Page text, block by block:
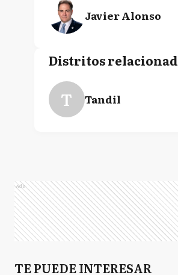
Javier Alonso
Distritos
T Tandil
Ads
TE PUEDE INTERESAR